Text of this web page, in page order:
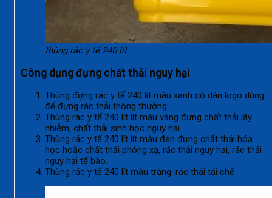
thùng rác y tế 240 lít
Công dụng đựng chất thải nguy hại
Thùng đựng rác y tế 240 lít màu xanh có dán logo dùng
để đựng rác thải thông thường.
Thùng rác y tế 240 lít lít màu vàng đựng chất thải lây
nhiễm, chất thải sinh học nguy hại.
Thùng rác y tế 240 lít lít màu đen đựng chất thải hóa
học hoặc chất thải phóng xạ, rác thải nguy hại, rác thải
nguy hại tế bào.
Thùng rác y tế 240 lít màu trắng: rác thải tái chế